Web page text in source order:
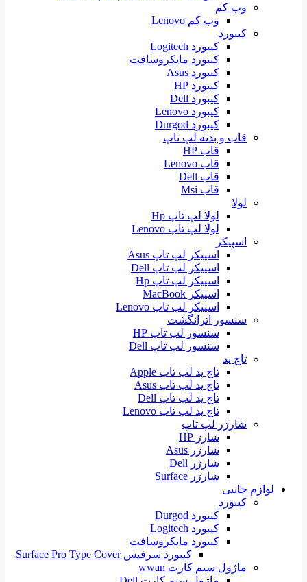
وب کم
وب کم Lenovo
کیبورد
کیبورد Logitech
کیبورد مایکروسافت
کیبورد Asus
کیبورد HP
کیبورد Dell
کیبورد Lenovo
کیبورد Durgod
قاب و بدنه لپ تاپ
قاب HP
قاب Lenovo
قاب Dell
قاب Msi
لولا
لولا لپ تاپ Hp
لولا لپ تاپ Lenovo
اسپیکر
اسپیکر لپ تاپ Asus
اسپیکر لپ تاپ Dell
اسپیکر لپ تاپ Hp
اسپیکر MacBook
اسپیکر لپ تاپ Lenovo
سنسور اثرانگشت
سنسور لپ تاپ HP
سنسور لپ تاپ Dell
تاچ پد
تاچ پد لپ تاپ Apple
تاچ پد لپ تاپ Asus
تاچ پد لپ تاپ Dell
تاچ پد لپ تاپ Lenovo
شارژر لپ تاپ
شارژ HP
شارژر Asus
شارژر Dell
شارژر Surface
لوازم جانبی
کیبورد
کیبورد Durgod
کیبورد Logitech
کیبورد مایکروسافت
کیبورد سرفیس Surface Pro Type Cover
ماژول سیم کارت wwan